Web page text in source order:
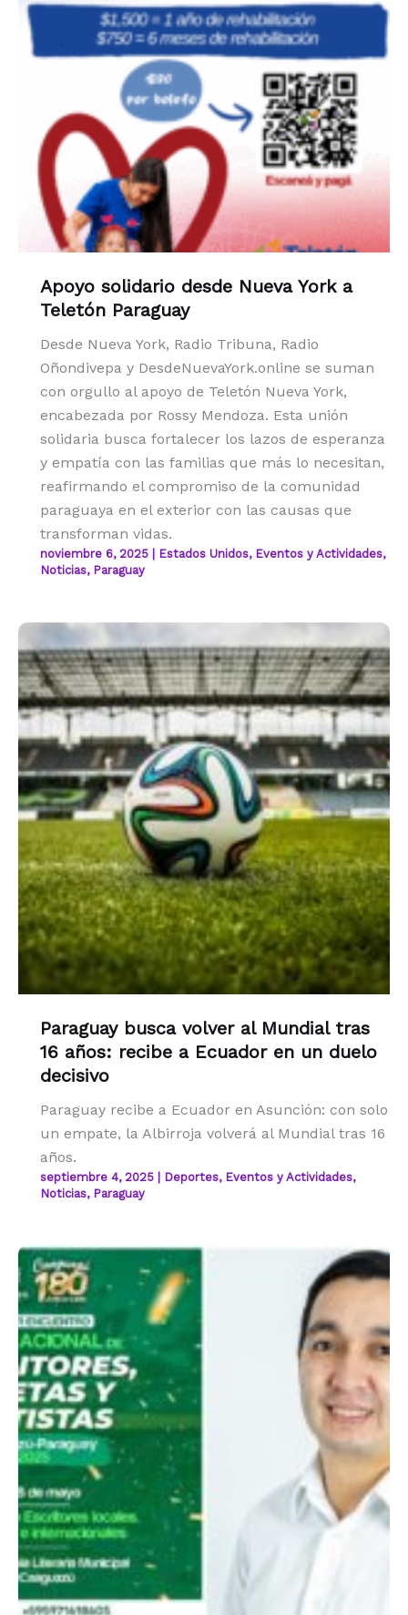
Apoyo solidario desde Nueva York a
Teletón Paraguay
Desde Nueva York, Radio Tribuna, Radio
Oñondivepa y DesdeNuevaYork.online se suman
con orgullo al apoyo de Teletón Nueva York,
encabezada por Rossy Mendoza. Esta unión
solidaria busca fortalecer los lazos de esperanza
y empatía con las familias que más lo necesitan,
reafirmando el compromiso de la comunidad
paraguaya en el exterior con las causas que
transforman vidas.
noviembre 6, 2025 Estados Unidos, Eventos y Actividades,
Noticias, Paraguay
Paraguay busca volver al Mundial tras
16 años: recibe a Ecuador en un duelo
decisivo
Paraguay recibe a Ecuador en Asunción: con solo
un empate, la Albirroja volverá al Mundial tras 16
años.
septiembre 4, 2025 | Deportes, Eventos y Actividades,
Noticias, Paraguay